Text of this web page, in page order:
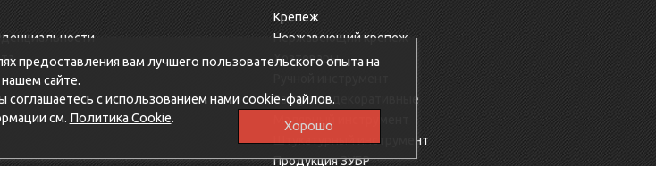
Крепеж
Нержавеющий крепеж
Хозтовары
Заглушки декоративные
Малярный инструмент
Штукатурный инструмент
Продукция ЗУБР
предоставления вам лучшего пользовательского опыта на
нашем сайте.
с использованием нами cookie-файлов.
см. Политика Cookie.
Хорошо